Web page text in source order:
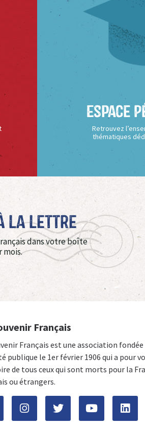
Espace
Retrouvez
thématiques
La Lettre
dans votre boîte
mois.
Français
Français est une association
publique le 1er février 1906 qui a pour
de tous ceux qui sont morts pour la
ou étrangers.